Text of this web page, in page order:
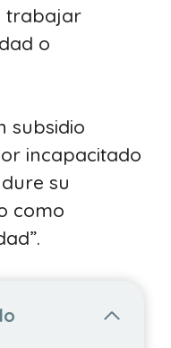
trabajar
o
subsidio
incapacitado
su
como